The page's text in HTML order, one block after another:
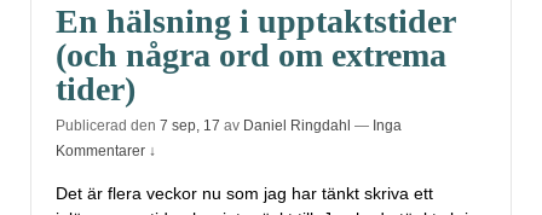
En hälsning i upptaktstider
(och några ord om extrema
tider)
Publicerad den 7 sep, 17 av Daniel Ringdahl — Inga
Kommentarer ↓
Det är flera veckor nu som jag har tänkt skriva ett